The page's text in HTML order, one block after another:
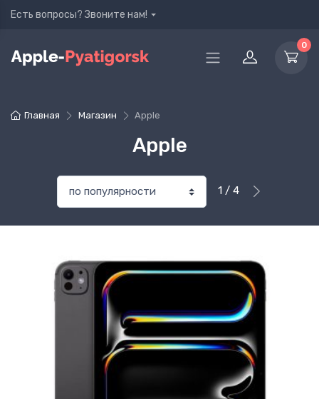
Есть вопросы? Звоните нам!
0
Главная Магазин Apple
Apple
1 / 4